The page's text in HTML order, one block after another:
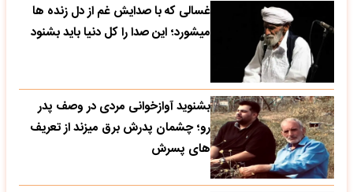
غسالی که با صدایش غم از دل زنده ها
میشورد؛ این صدا را کل دنیا باید بشنود
بشنوید آوازخوانی مردی در وصف پدر
رو؛ چشمان پدرش برق میزند از تعریف
های پسرش